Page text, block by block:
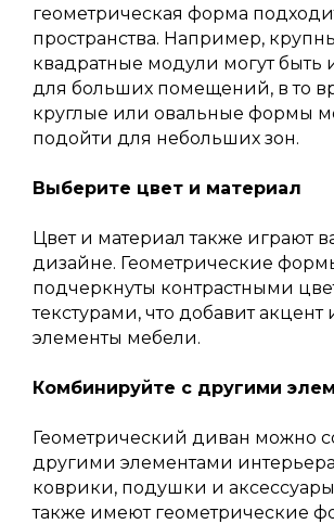
геометрическая форма
пространства. Например,
квадратные модули могут быть
для больших помещений, в то
круглые или овальные формы
подойти для небольших зон.
Выберите цвет и материал
Цвет и материал также играют
дизайне. Геометрические
подчеркнуты контрастными
текстурами, что добавит
элементы мебели.
Комбинируйте с другими
Геометрический диван можно
другими элементами
коврики, подушки и
также имеют геометрические